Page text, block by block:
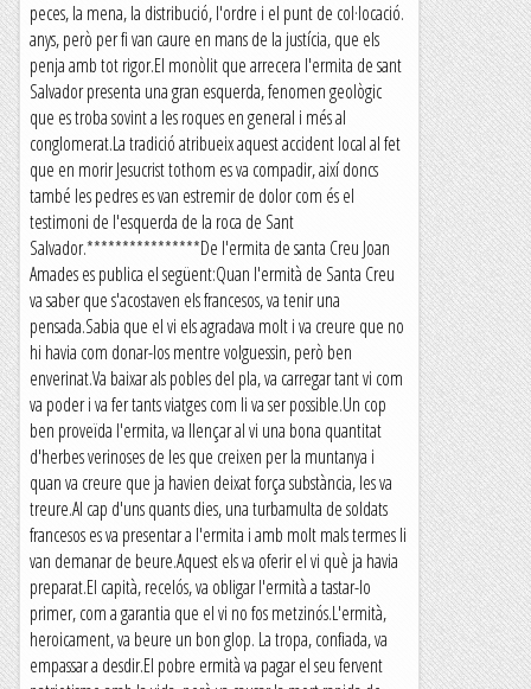
peces, la mena, la distribució, l'ordre i el punt de col·locació.
anys, però per fi van caure en mans de la justícia, que els
penja amb tot rigor.El monòlit que arrecera l'ermita de sant
Salvador presenta una gran esquerda, fenomen geològic
que es troba sovint a les roques en general i més al
conglomerat.La tradició atribueix aquest accident local al fet
que en morir Jesucrist tothom es va compadir, així doncs
també les pedres es van estremir de dolor com és el
testimoni de l'esquerda de la roca de Sant
Salvador.****************De l'ermita de santa Creu Joan
Amades es publica el següent:Quan l'ermità de Santa Creu
va saber que s'acostaven els francesos, va tenir una
pensada.Sabia que el vi els agradava molt i va creure que no
hi havia com donar-los mentre volguessin, però ben
enverinat.Va baixar als pobles del pla, va carregar tant vi com
va poder i va fer tants viatges com li va ser possible.Un cop
ben proveïda l'ermita, va llençar al vi una bona quantitat
d'herbes verinoses de les que creixen per la muntanya i
quan va creure que ja havien deixat força substància, les va
treure.Al cap d'uns quants dies, una turbamulta de soldats
francesos es va presentar a l'ermita i amb molt mals termes li
van demanar de beure.Aquest els va oferir el vi què ja havia
preparat.El capità, recelós, va obligar l'ermità a tastar-lo
primer, com a garantia que el vi no fos metzinós.L'ermità,
heroicament, va beure un bon glop. La tropa, confiada, va
empassar a desdir.El pobre ermità va pagar el seu fervent